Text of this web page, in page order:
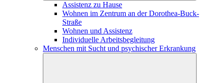
Assistenz zu Hause
Wohnen im Zentrum an der Dorothea-Buck-
Straße
Wohnen und Assistenz
Individuelle Arbeitsbegleitung
Menschen mit Sucht und psychischer Erkrankung